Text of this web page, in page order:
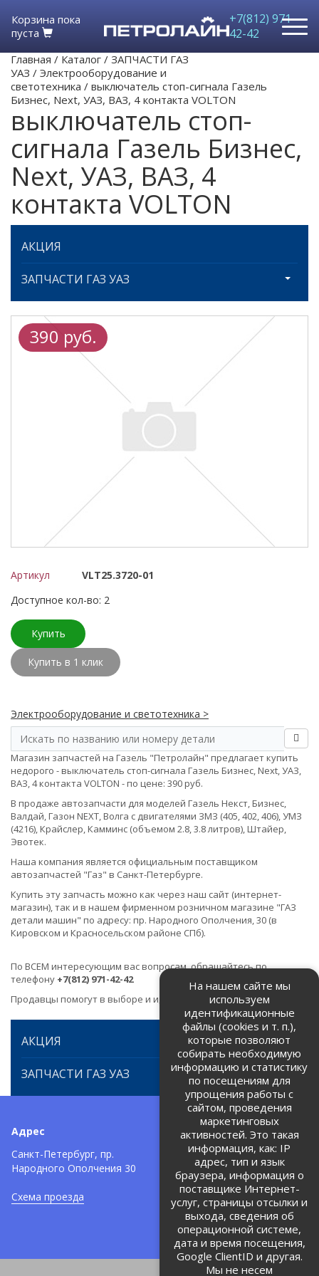
Корзина пока
пуста
+7(812) 971-
42-42
Главная / Каталог / ЗАПЧАСТИ ГАЗ
УАЗ / Электрооборудование и
светотехника / выключатель стоп-сигнала Газель
Бизнес, Next, УАЗ, ВАЗ, 4 контакта VOLTON
выключатель стоп-
сигнала Газель Бизнес,
Next, УАЗ, ВАЗ, 4
контакта VOLTON
АКЦИЯ
ЗАПЧАСТИ ГАЗ УАЗ
390 руб.
Артикул
VLT25.3720-01
Доступное кол-во: 2
Купить
Купить в 1 клик
Электрооборудование и светотехника >
Магазин запчастей на Газель "Петролайн" предлагает купить
недорого - выключатель стоп-сигнала Газель Бизнес, Next, УАЗ,
ВАЗ, 4 контакта VOLTON - по цене: 390 руб.
В продаже автозапчасти для моделей Газель Некст, Бизнес,
Валдай, Газон NEXT, Волга с двигателями ЗМЗ (405, 402, 406), УМЗ
(4216), Крайслер, Камминс (объемом 2.8, 3.8 литров), Штайер,
Эвотек.
Наша компания является официальным поставщиком
автозапчастей "Газ" в Санкт-Петербурге.
Купить эту запчасть можно как через наш сайт (интернет-
магазин), так и в нашем фирменном розничном магазине "ГАЗ
детали машин" по адресу: пр. Народного Ополчения, 30 (в
Кировском и Красносельском районе СПб).
По ВСЕМ интересующим вас вопросам, обращайтесь по
телефону +7(812) 971-42-42
Продавцы помогут в выборе и идентификации товара.
АКЦИЯ
ЗАПЧАСТИ ГАЗ УАЗ
Адрес
Санкт-Петербург, пр.
Народного Ополчения 30
Схема проезда
Телефоны:
+7 (812) 971-42-42
Политика об обработке и
защите персональных данных
Соглашение на обработку
персональных данных
На нашем сайте мы
используем
идентификационные
файлы (cookies и т. п.),
которые позволяют
собирать необходимую
информацию и статистику
по посещениям для
упрощения работы с
сайтом, проведения
маркетинговых
активностей. Это такая
информация, как: IP
адрес, тип и язык
браузера, информация о
поставщике Интернет-
услуг, страницы отсылки и
выхода, сведения об
операционной системе,
дата и время посещения,
Google ClientID и другая.
Мы не несем